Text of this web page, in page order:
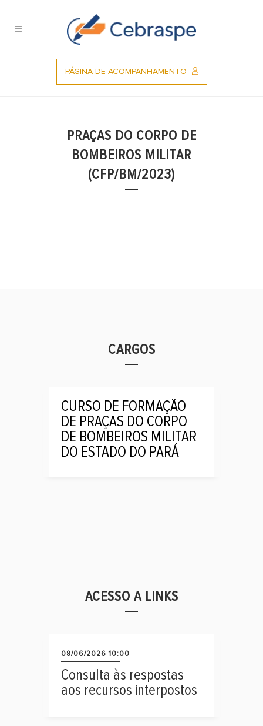
PÁGINA DE ACOMPANHAMENTO
PRAÇAS DO CORPO DE
BOMBEIROS MILITAR
(CFP/BM/2023)
CARGOS
CURSO DE FORMAÇÃO
DE PRAÇAS DO CORPO
DE BOMBEIROS MILITAR
DO ESTADO DO PARÁ
ACESSO A LINKS
08/06/2026 10:00
Consulta às respostas
aos recursos interpostos